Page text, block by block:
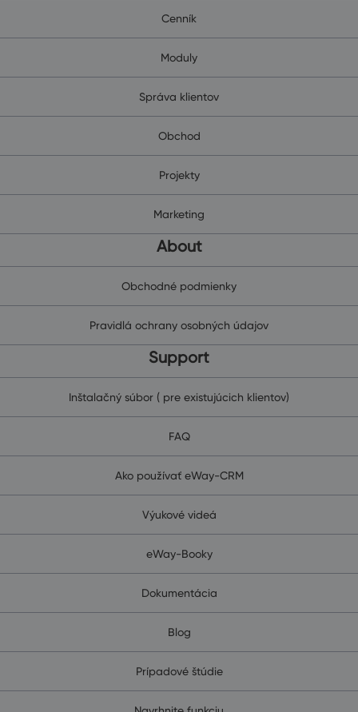
Cenník
Moduly
Správa klientov
Obchod
Projekty
Marketing
About
Obchodné podmienky
Pravidlá ochrany osobných údajov
Support
Inštalačný súbor ( pre existujúcich klientov)
FAQ
Ako používať eWay-CRM
Výukové videá
eWay-Booky
Dokumentácia
Blog
Prípadové štúdie